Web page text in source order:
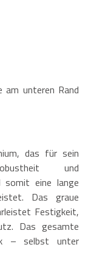
am unteren Rand
das für sein
und
somit eine lange
Das graue
Festigkeit,
Das gesamte
– selbst unter